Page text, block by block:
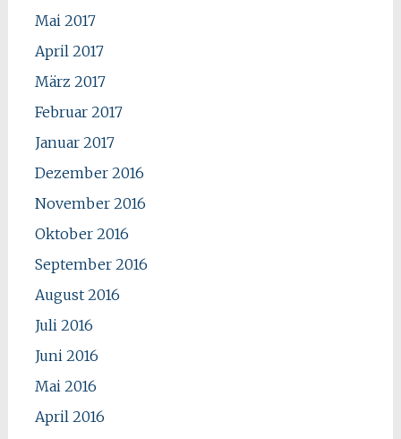
Mai 2017
April 2017
März 2017
Februar 2017
Januar 2017
Dezember 2016
November 2016
Oktober 2016
September 2016
August 2016
Juli 2016
Juni 2016
Mai 2016
April 2016